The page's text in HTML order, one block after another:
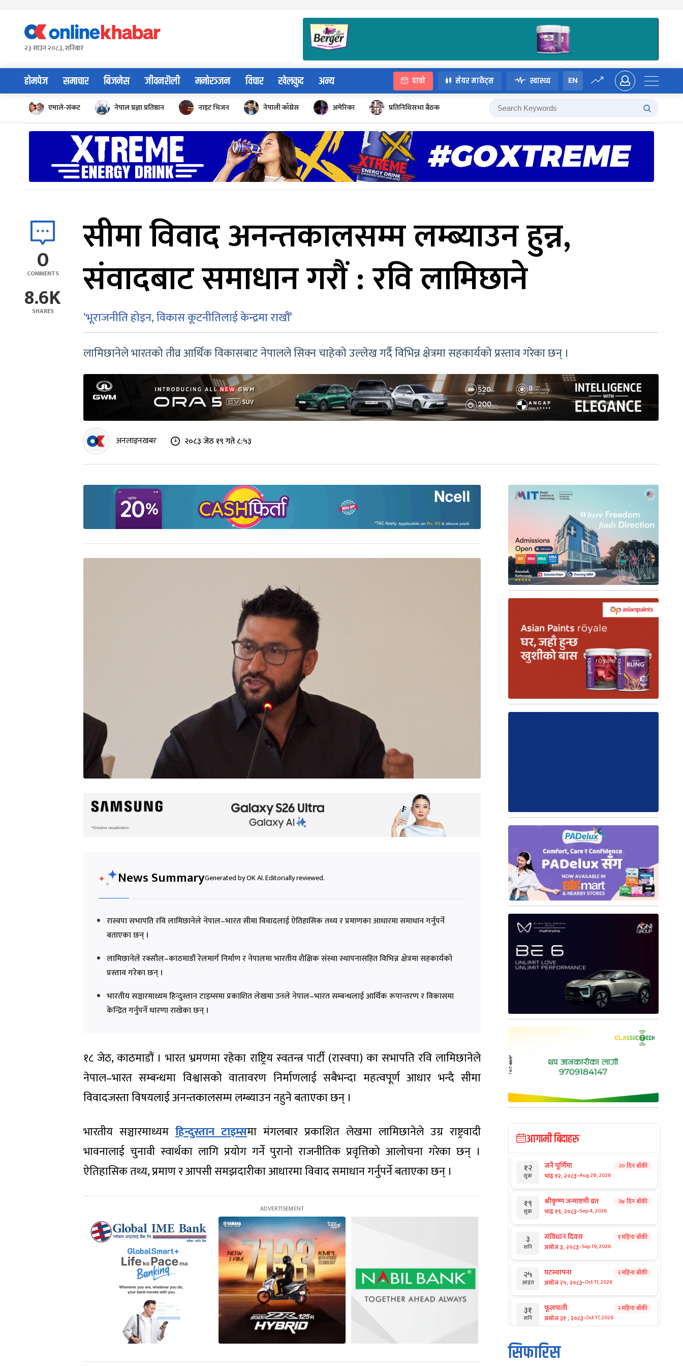
content२३ साउन २०८३, शनिबार
होमपेज समाचार बिजनेस जीवनशैली मनोरञ्जन विचार खेलकुद अन्य पात्रो सेयर मार्केट्स स्वास्थ्य EN
एमाले-संकट नेपाल प्रज्ञा प्रतिष्ठान नाइट भिजन नेपाली काँग्रेस अमेरिका प्रतिनिधिसभा बैठक
0
COMMENTS
8.6K
SHARES
सीमा विवाद अनन्तकालसम्म लम्ब्याउन हुन्न,
संवादबाट समाधान गरौं : रवि लामिछाने
‘भूराजनीति होइन, विकास कूटनीतिलाई केन्द्रमा राखौं’
लामिछानेले भारतको तीव्र आर्थिक विकासबाट नेपालले सिक्न चाहेको उल्लेख गर्दै विभिन्न क्षेत्रमा सहकार्यको प्रस्ताव गरेका छन् ।
अनलाइनखबर २०८३ जेठ १९ गते ८:५३
News SummaryGenerated by OK AI. Editorially reviewed.
रास्वपा सभापति रवि लामिछानेले नेपाल–भारत सीमा विवादलाई ऐतिहासिक तथ्य र प्रमाणका आधारमा समाधान गर्नुपर्ने
बताएका छन् ।
लामिछानेले रक्सौल–काठमाडौं रेलमार्ग निर्माण र नेपालमा भारतीय शैक्षिक संस्था स्थापनासहित विभिन्न क्षेत्रमा सहकार्यको
प्रस्ताव गरेका छन् ।
भारतीय सञ्चारमाध्यम हिन्दुस्तान टाइम्समा प्रकाशित लेखमा उनले नेपाल–भारत सम्बन्धलाई आर्थिक रूपान्तरण र विकासमा
केन्द्रित गर्नुपर्ने धारणा राखेका छन् ।
१८ जेठ, काठमाडौं । भारत भ्रमणमा रहेका राष्ट्रिय स्वतन्त्र पार्टी (रास्वपा) का सभापति रवि लामिछानेले
नेपाल–भारत सम्बन्धमा विश्वासको वातावरण निर्माणलाई सबैभन्दा महत्वपूर्ण आधार भन्दै सीमा
विवादजस्ता विषयलाई अनन्तकालसम्म लम्ब्याउन नहुने बताएका छन् ।
भारतीय सञ्चारमाध्यम हिन्दुस्तान टाइम्समा मंगलबार प्रकाशित लेखमा लामिछानेले उग्र राष्ट्रवादी
भावनालाई चुनावी स्वार्थका लागि प्रयोग गर्ने पुरानो राजनीतिक प्रवृत्तिको आलोचना गरेका छन् ।
ऐतिहासिक तथ्य, प्रमाण र आपसी समझदारीका आधारमा विवाद समाधान गर्नुपर्ने बताएका छन् ।
आगामी बिदाहरु
१२
शुक्र
जनै पूर्णिमा
भाद्र १२, २०८३-Aug 28, 2026
२० दिन बाँकी
१९
शुक्र
श्रीकृष्ण जन्माष्टमी व्रत
भाद्र १९, २०८३-Sep 4, 2026
२७ दिन बाँकी
३
शनि
संविधान दिवस
असोज ३, २०८३-Sep 19, 2026
१ महिना बाँकी
२५
आइत
घटस्थापना
असोज २५, २०८३-Oct 11, 2026
२ महिना बाँकी
३१
शनि
फूलपाती
असोज ३१ , २०८३-Oct 17, 2026
२ महिना बाँकी
१
आइत
कार्तिक सङ्क्रान्ति
कार्तिक १, २०८३
सिफारिस